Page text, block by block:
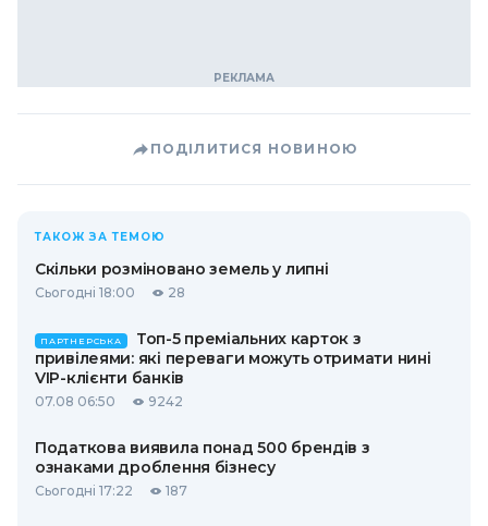
ПОДІЛИТИСЯ НОВИНОЮ
ТАКОЖ ЗА ТЕМОЮ
Скільки розміновано земель у липні
Сьогодні 18:00 28
ПАРТНЕРСЬКА
Топ-5 преміальних карток з
привілеями: які переваги можуть отримати нині
VIP-клієнти банків
07.08 06:50 9242
Податкова виявила понад 500 брендів з
ознаками дроблення бізнесу
Сьогодні 17:22 187